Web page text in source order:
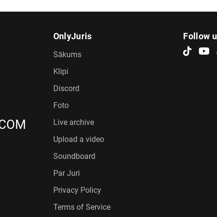
OnlyJuris
Sākums
Klipi
Discord
Foto
Live archive
Upload a video
Soundboard
Par Juri
Privacy Policy
Terms of Service
Follow